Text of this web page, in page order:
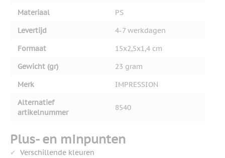
Materiaal
PS
Levertijd
4-7 werkdagen
Formaat
15x2,5x1,4 cm
Gewicht (gr)
23 gram
Merk
IMPRESSION
Alternatief
artikelnummer
8540
Plus- en minpunten
Verschillende kleuren